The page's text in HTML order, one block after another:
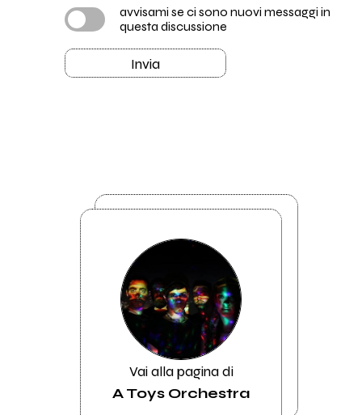
avvisami se ci sono nuovi messaggi in
questa discussione
Invia
Vai alla pagina di
A Toys Orchestra